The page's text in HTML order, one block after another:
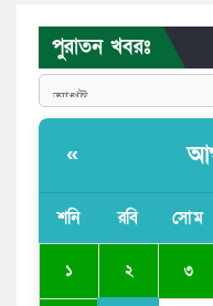
পুলিশকে পিটিয়ে রক্তাক্ত
এনসিপি নেতা
সরকার
সজীব ওয়াজেদ জয়
পুরাতন খবরঃ
«
শনি রবি সোম
১ ২ ৩